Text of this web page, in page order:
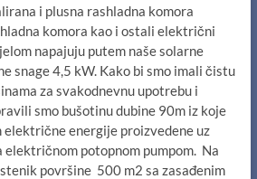
i plusna rashladna komora
komora kao i ostali električni
napajuju putem naše solarne
snage 4,5 kW. Kako bi smo imali čistu
za svakodnevnu upotrebu i
smo bušotinu dubine 90m iz koje
energije proizvedene uz
električnom potopnom pumpom. Na
površine 500 m2 sa zasađenim